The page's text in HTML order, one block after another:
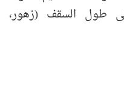
طول السقف (زهور،